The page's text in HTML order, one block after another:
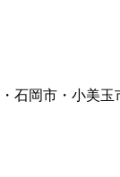
石岡市・小美